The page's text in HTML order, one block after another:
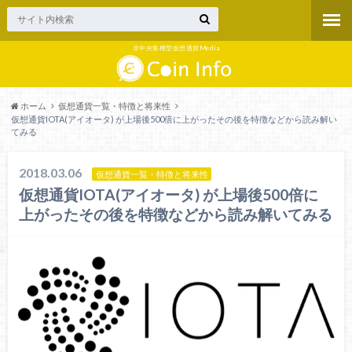
非中央集権型仮想通貨Media
ホーム
仮想通貨一覧・特徴と将来性
仮想通貨IOTA(アイオータ) が上場後500倍に上がったその後を特徴などから読み解い
てみる
2018.03.06 仮想通貨一覧・特徴と将来性
仮想通貨IOTA(アイオータ) が上場後500倍に
上がったその後を特徴などから読み解いてみる